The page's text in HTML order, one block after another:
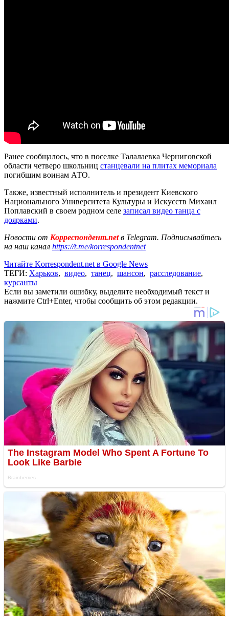
Ранее сообщалось, что в поселке Талалаевка Черниговской
области четверо школьниц станцевали на плитах мемориала
погибшим воинам АТО.
Также, известный исполнитель и президент Киевского
Национального Университета Культуры и Искусств Михаил
Поплавский в своем родном селе записал видео танца с
доярками.
Новости от Корреспондент.netв Telegram. Подписывайтесь
на наш канал https://t.me/korrespondentnet
Читайте Korrespondent.net в Google News
ТЕГИ: Харьков, видео, танец, шансон, расследование,
курсанты
Если вы заметили ошибку, выделите необходимый текст и
нажмите Ctrl+Enter, чтобы сообщить об этом редакции.